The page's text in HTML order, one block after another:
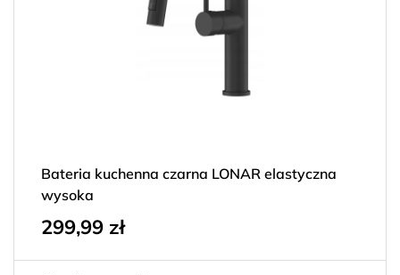
Bateria kuchenna czarna LONAR elastyczna
wysoka
299,99 zł